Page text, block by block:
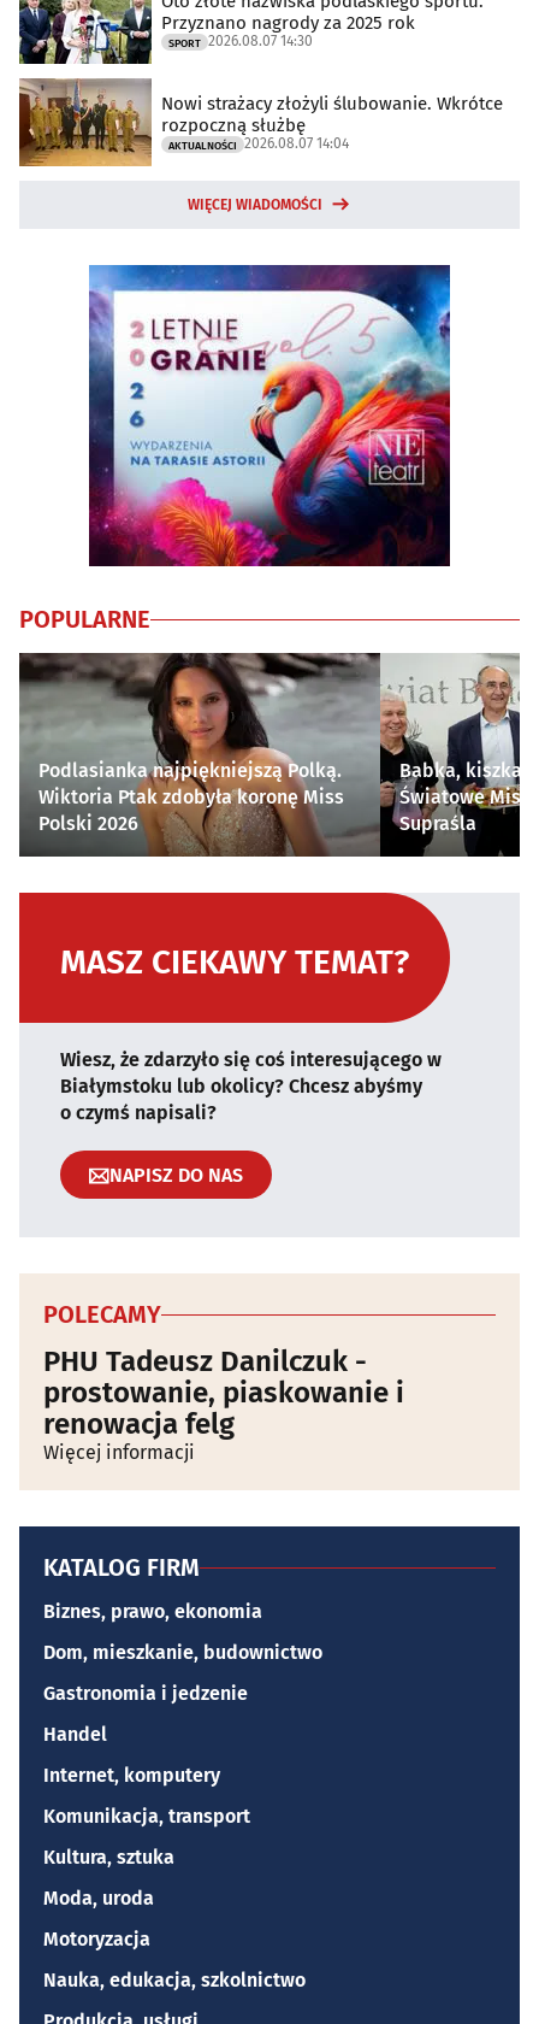
Przyznano nagrody za 2025 rok
SPORT 2026.08.07 14:30
Nowi strażacy złożyli ślubowanie. Wkrótce
rozpoczną służbę
AKTUALNOŚCI 2026.08.07 14:04
WIĘCEJ WIADOMOŚCI
POPULARNE
Podlasianka najpiękniejszą Polką.
Wiktoria Ptak zdobyła koronę Miss
Polski 2026
Babka, kiszka i
Światowe
Supraśla
MASZ CIEKAWY TEMAT?
Wiesz, że zdarzyło się coś interesującego w
Białymstoku lub okolicy? Chcesz abyśmy
o czymś napisali?
NAPISZ DO NAS
POLECAMY
PHU Tadeusz Danilczuk -
prostowanie, piaskowanie i
renowacja felg
Więcej informacji
KATALOG FIRM
Biznes, prawo, ekonomia
Dom, mieszkanie, budownictwo
Gastronomia i jedzenie
Handel
Internet, komputery
Komunikacja, transport
Kultura, sztuka
Moda, uroda
Motoryzacja
Nauka, edukacja, szkolnictwo